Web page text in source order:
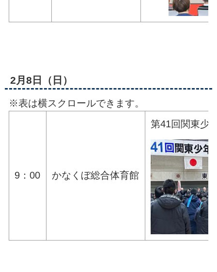
2月8日（日）
※表は横スクロールできます。
9：00 かなくぼ総合体育館
第41回関東少